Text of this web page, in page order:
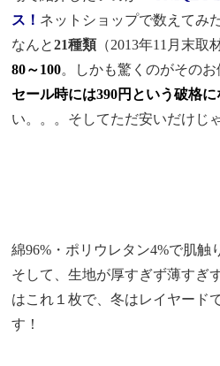
ス！ ネットショップで数えてみ
なんと21種類（2013年11月末取
80～100。しかも驚くのがそのお
セール時には390円という破格に
い。。。そしてただ安いだけじ
綿96%・ポリウレタン4%で肌触
そして、生地が厚すぎず薄すぎ
はこれ１枚で、冬はレイヤード
す！